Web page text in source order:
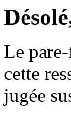
Le
cette
jugée